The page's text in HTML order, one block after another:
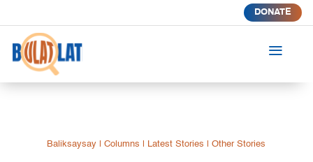
DONATE
a
Baliksaysay |Columns Latest Stories |Other Stories